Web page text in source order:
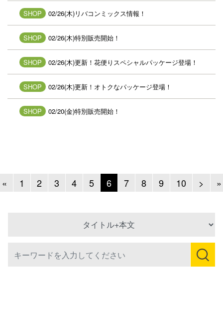
SHOP 02/26(木)リバコンミックス情報！
SHOP 02/26(木)特別販売開始！
SHOP 02/26(木)更新！花便りスペシャルパッケージ登場！
SHOP 02/26(木)更新！オトクなパッケージ登場！
SHOP 02/20(金)特別販売開始！
«Previous
1 2 3 4 5 6 7 8 9 10 > Next
»